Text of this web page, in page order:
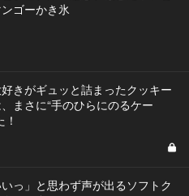
ゴーかき氷
きがギュッと詰まったクッキー
まさに“手のひらにのるケー
いっ」と思わず声が出るソフトク